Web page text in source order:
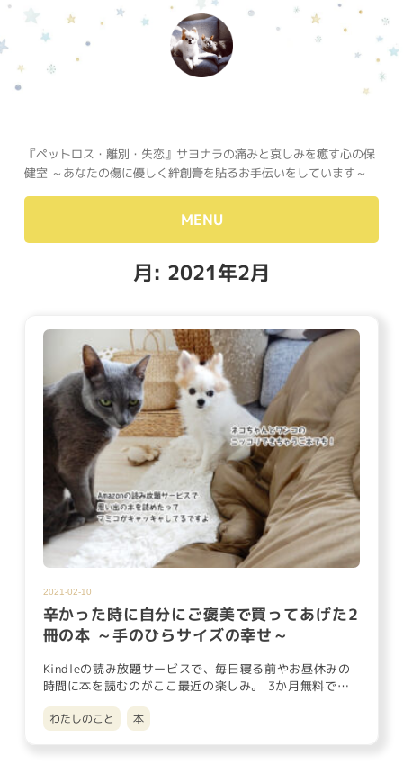
『ペットロス・離別・失恋』サヨナラの痛みと哀しみを癒す心の保
健室 ～あなたの傷に優しく絆創膏を貼るお手伝いをしています～
MENU
月: 2021年2月
2021-02-10
辛かった時に自分にご褒美で買ってあげた2
冊の本 ～手のひらサイズの幸せ～
Kindleの読み放題サービスで、毎日寝る前やお昼休みの
時間に本を読むのがここ最近の楽しみ。 3か月無料で体
験出来ている…
わたしのこと 本